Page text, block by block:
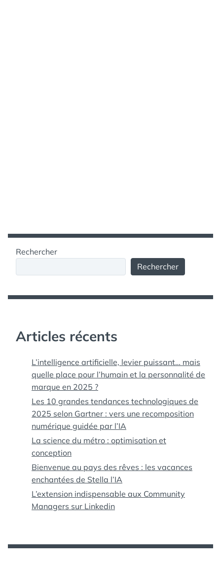
Rechercher
Rechercher
Articles récents
L’intelligence artificielle, levier puissant… mais
quelle place pour l’humain et la personnalité de
marque en 2025 ?
Les 10 grandes tendances technologiques de
2025 selon Gartner : vers une recomposition
numérique guidée par l’IA
La science du métro : optimisation et
conception
Bienvenue au pays des rêves : les vacances
enchantées de Stella l’IA
L’extension indispensable aux Community
Managers sur Linkedin